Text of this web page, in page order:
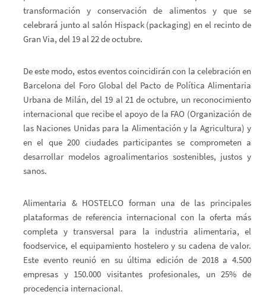
transformación y conservación de alimentos y que se
celebrará junto al salón Hispack (packaging) en el recinto de
Gran Via, del 19 al 22 de octubre.
De este modo, estos eventos coincidirán con la celebración en
Barcelona del Foro Global del Pacto de Política Alimentaria
Urbana de Milán, del 19 al 21 de octubre, un reconocimiento
internacional que recibe el apoyo de la FAO (Organización de
las Naciones Unidas para la Alimentación y la Agricultura) y
en el que 200 ciudades participantes se comprometen a
desarrollar modelos agroalimentarios sostenibles, justos y
sanos.
Alimentaria & HOSTELCO forman una de las principales
plataformas de referencia internacional con la oferta más
completa y transversal para la industria alimentaria, el
foodservice, el equipamiento hostelero y su cadena de valor.
Este evento reunió en su última edición de 2018 a 4.500
empresas y 150.000 visitantes profesionales, un 25% de
procedencia internacional.